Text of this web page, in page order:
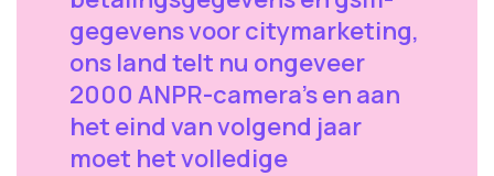
gegevens voor citymarketing,
ons land telt nu ongeveer
2000 ANPR-camera's en aan
het eind van volgend jaar
moet het volledige